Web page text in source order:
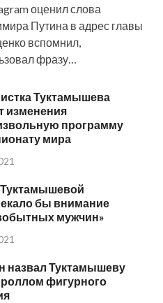
оценил слова
Путина в адрес главы
вспомнил,
фразу…
Туктамышева
изменения
программу
мира
Туктамышевой
бы внимание
мужчин»
назвал Туктамышеву
фигурного